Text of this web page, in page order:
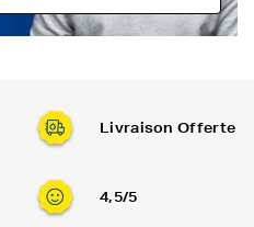
Livraison Offerte
4,5/5